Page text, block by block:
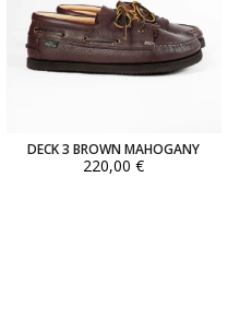
DECK 3 BROWN MAHOGANY
220,00 €